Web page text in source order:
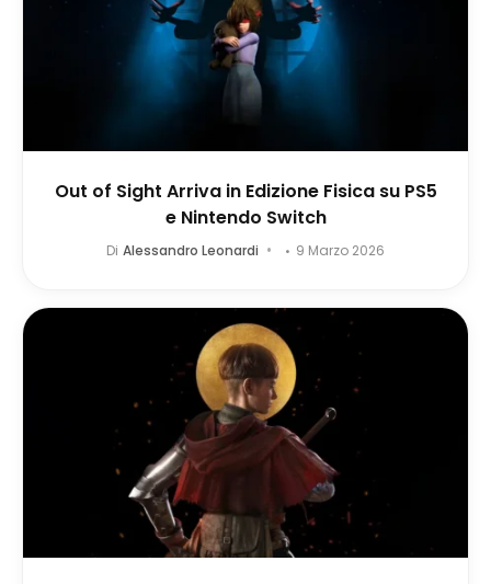
Out of Sight Arriva in Edizione Fisica su PS5
e Nintendo Switch
Di Alessandro Leonardi 9 Marzo 2026